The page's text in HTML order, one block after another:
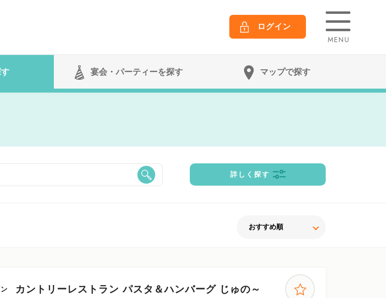
ログイン
MENU
宴会 ・パーティーを探す マップで探す
詳しく探す
カントリーレストラン パスタ＆ハンバーグ じゅの～